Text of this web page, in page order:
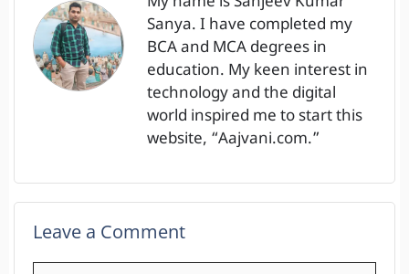
Sanya. I have completed my
BCA and MCA degrees in
education. My keen interest in
technology and the digital
world inspired me to start this
website, “Aajvani.com.”
Leave a Comment